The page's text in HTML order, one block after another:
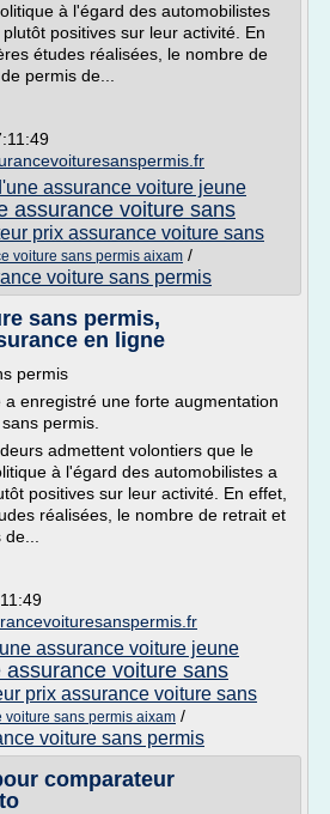
à l'égard des automobilistes
positives sur leur activité. En
études réalisées, le nombre de
permis de...
assurance voiture jeune
assurance voiture sans
prix assurance voiture sans
voiture sans permis aixam /
voiture sans permis
sans permis,
en ligne
permis
enregistré une forte augmentation
permis.
admettent volontiers que le
à l'égard des automobilistes a
positives sur leur activité. En effet,
réalisées, le nombre de retrait et
assurance voiture jeune
assurance voiture sans
prix assurance voiture sans
voiture sans permis aixam /
voiture sans permis
comparateur